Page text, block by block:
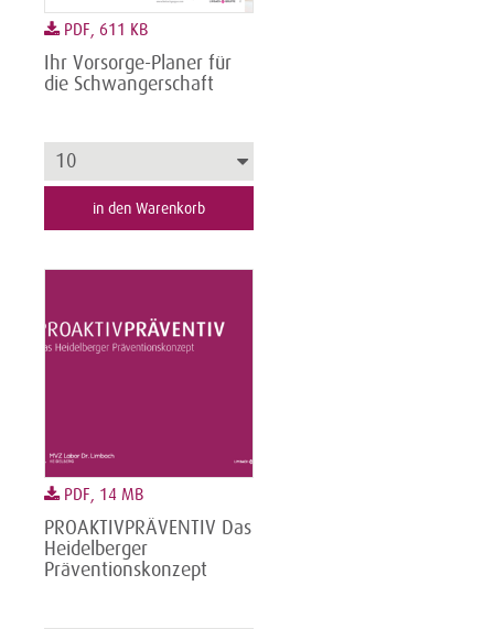
PDF, 611 KB
Ihr Vorsorge-Planer für
die Schwangerschaft
in den Warenkorb
PDF, 14 MB
PROAKTIVPRÄVENTIV Das
Heidelberger
Präventionskonzept